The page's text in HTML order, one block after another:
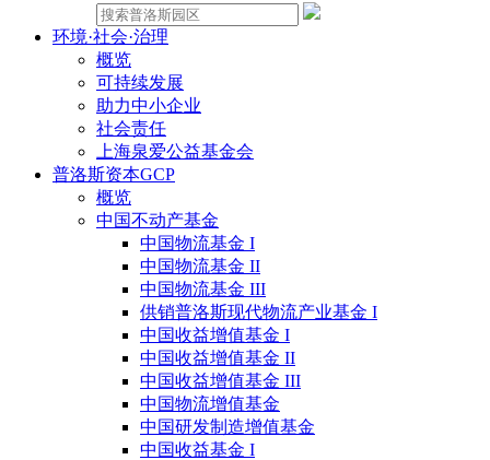
环境·社会·治理
概览
可持续发展
助力中小企业
社会责任
上海泉爱公益基金会
普洛斯资本GCP
概览
中国不动产基金
中国物流基金 I
中国物流基金 II
中国物流基金 III
供销普洛斯现代物流产业基金 I
中国收益增值基金 I
中国收益增值基金 II
中国收益增值基金 III
中国物流增值基金
中国研发制造增值基金
中国收益基金 I